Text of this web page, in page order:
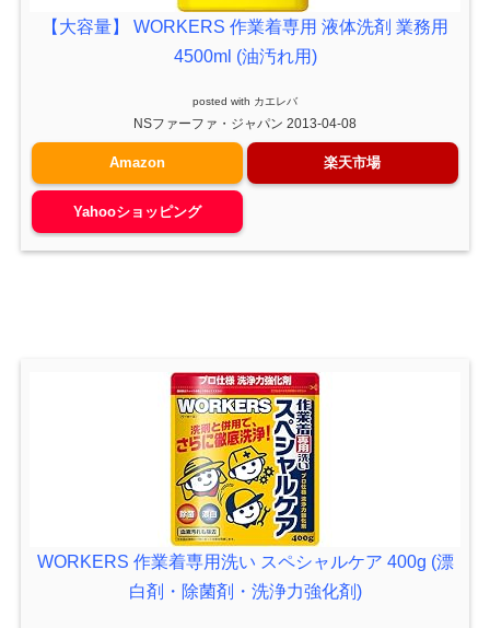
【大容量】 WORKERS 作業着専用 液体洗剤 業務用
4500ml (油汚れ用)
posted with カエレバ
NSファーファ・ジャパン 2013-04-08
Amazon 楽天市場
Yahooショッピング
WORKERS 作業着専用洗い スペシャルケア 400g (漂
白剤・除菌剤・洗浄力強化剤)